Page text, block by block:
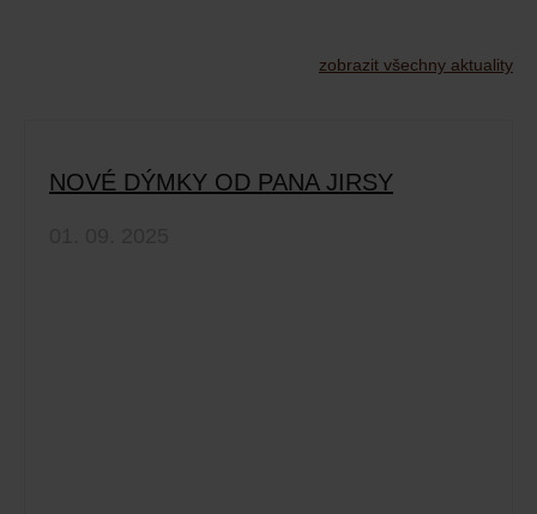
zobrazit všechny aktuality
NOVÉ DÝMKY OD PANA JIRSY